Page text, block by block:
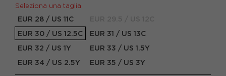
Seleziona una taglia
EUR 28 / US 11C
EUR 30 / US 12.5C
EUR 31 / US 13C
EUR 32 / US 1Y
EUR 33 / US 1.5Y
EUR 34 / US 2.5Y
EUR 35 / US 3Y